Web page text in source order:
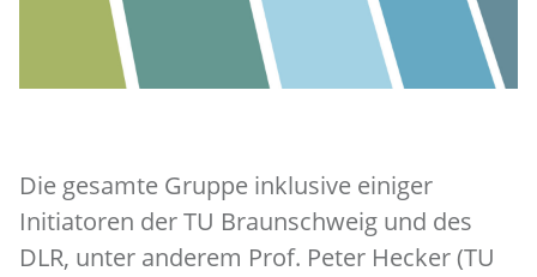
Die gesamte Gruppe inklusive einiger
Initiatoren der TU Braunschweig und des
DLR, unter anderem Prof. Peter Hecker (TU